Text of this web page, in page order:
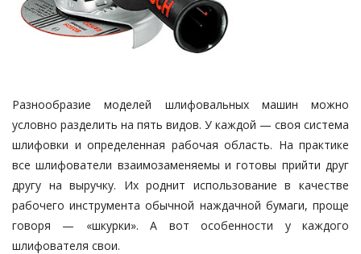
Разнообразие моделей шлифовальных машин можно
условно разделить на пять видов. У каждой — своя система
шлифовки и определенная рабочая область. На практике
все шлифователи взаимозаменяемы и готовы прийти друг
другу на выручку. Их роднит использование в качестве
рабочего инструмента обычной наждачной бумаги, проще
говоря — «шкурки». А вот особенности у каждого
шлифователя свои.